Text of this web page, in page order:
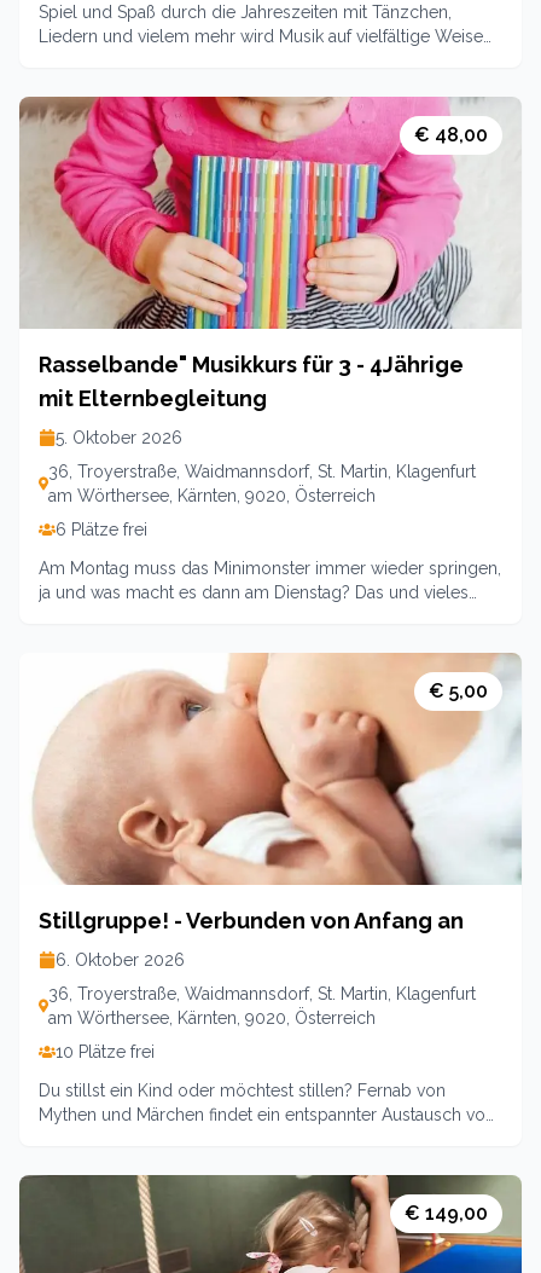
Spiel und Spaß durch die Jahreszeiten mit Tänzchen,
Liedern und vielem mehr wird Musik auf vielfältige Weise
musikalische Wohlfühlmomente schaffen und so Musik
lieben lernen. Und das alles in Begleitung von Mama, Papa
oder Oma/ Opa, denn zu zweit machts doppelt Spaß.Ich
freue mich auf euch. 3 TermineKurs 1: 5.10/12.10/19.10 für
Kinder von 1-2 Jahrenjeweils 1445-1530Kosten: 42 für
Mitglieder, 48 für Nichtmitglieder vom EKIZ Klagenfurt
(Geschwisterkinder 50% ErmäßigungOrt: Klagenfurt a. Ws.,
Eltern-Kind-Zentrum, Troyerstraße 36
€ 48,00
Rasselbande" Musikkurs für 3 - 4Jährige
mit Elternbegleitung
5. Oktober 2026
36, Troyerstraße, Waidmannsdorf, St. Martin, Klagenfurt
am Wörthersee, Kärnten, 9020, Österreich
6 Plätze frei
Am Montag muss das Minimonster immer wieder springen,
ja und was macht es dann am Dienstag? Das und vieles
Einheiten5.10/12.10./19.10Leitung: Corinna Guggenberger-
Holl / Pädagogin16:00 - 16:45 UhrOrt: Klagenfurt a. Ws.,
Eltern-Kind-Zentrum, Troyerstraße 36Kosten: 42,-- (48,--
für Nichtmitglieder)Anmeldung: www.ekiz-klagenfurt.at
€ 5,00
Stillgruppe! - Verbunden von Anfang an
6. Oktober 2026
36, Troyerstraße, Waidmannsdorf, St. Martin, Klagenfurt
am Wörthersee, Kärnten, 9020, Österreich
10 Plätze frei
Du stillst ein Kind oder möchtest stillen? Fernab von
Mythen und Märchen findet ein entspannter Austausch von
und ausgebildeten Stillberaterinnen. Dies ermöglicht einen
ganzheitlichen Überblick über die gesamte Stillzeit.
Willkommen sind auch Väter. von 0900- 1100Leitung:
Kergi Leitgeb, Cynthia Gröchenig Unkostenbeitrag 5 EURO
€ 149,00